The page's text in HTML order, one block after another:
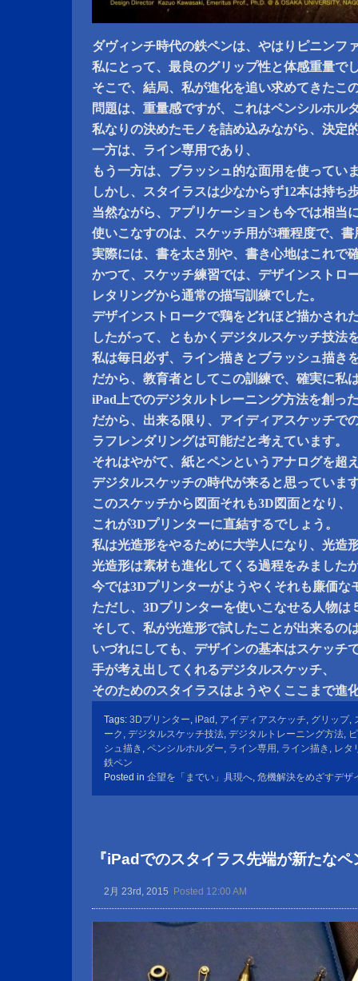
ダヴィンチ時代の鉄ペンは、やはりピニンフ
私にとって、最良のグリップ性と体感重量で
そこで、結局、私が進化を追い求めてきたこ
問題は、重量感ですが、これはペンシルホル
私なりの決めたモノを詰め込みながら、決定
一方は、ライン専用であり、
もう一方は、ブラッシュ的な面用を使ってい
しかし、スタイラスは少なからず12本は持ち
当然ながら、アプリケーションも今では相当
使いこなすのは、スケッチ用が3種程度で、
実際には、書を太さ別や、書き心地はこれで
かつて、スケッチ練習では、デザインストロ
レタリングから通常の描写訓練でした。
デザインストロークで鶏をどれほど描かされ
したがって、ともかくデジタルスケッチ技法
私は毎日必ず、ライン描きとブラッシュ描き
だから、教育者としてこの訓練で、確実に私
iPad上でのデジタルトレーニング方法を創っ
だから、出来る限り、アイディアスケッチで
ラフレンダリングは可能だと考えています。
それはやがて、紙とペンというアナログを超
デジタルスケッチの時代が来ると思っていま
このスケッチから図面それも3D図面となり、
これが3Dプリンターに直結するでしょう。
私は光造形をやるために大学人になり、光造
光造形は素材も進化してくる過程をみました
今では3Dプリンターがようやくそれも廉価な
ただし、3Dプリンターを使いこなせる人物は
そして、私が光造形で試したことが出来るの
いづれにしても、デザインの基本はスケッチ
手が考え出してくれるデジタルスケッチ、
そのためのスタイラスはようやくここまで進
Tags: 3Dプリンター, iPad , アイディアスケッチ, グリップ,
ーク , デジタルスケッチ技法, デジタルトレーニング方法,
シュ描き , ペンシルホルダー, ライン専用 , ライン描き , レタ
鉄ペン
Posted in 企望を「までい」具現へ, 危機解決をめざすデザ
『iPadでのスタイラス先端が新たな
2月 23rd, 2015 Posted 12:00 AM